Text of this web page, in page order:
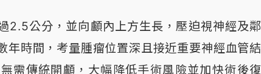
2.5公分，並向顱內上方生長，壓迫視神經及鄰
時間，考量腫瘤位置深且接近重要神經血管結
需傳統開顱，大幅降低手術風險並加快術後復